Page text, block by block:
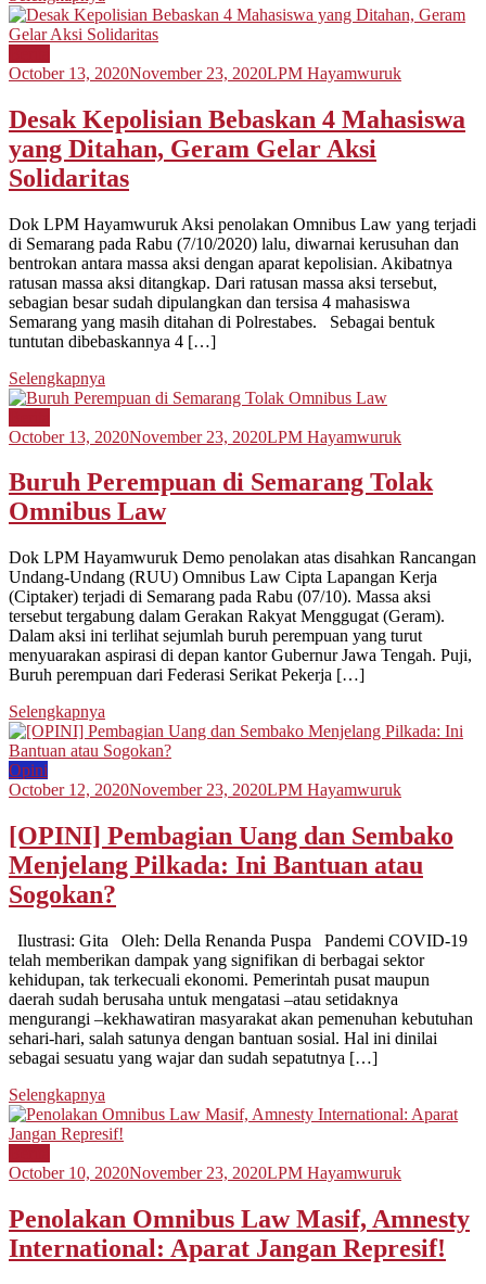
October 13, 2020November 23, 2020LPM Hayamwuruk
Desak Kepolisian Bebaskan 4 Mahasiswa
yang Ditahan, Geram Gelar Aksi
Solidaritas
Dok LPM Hayamwuruk Aksi penolakan Omnibus Law yang terjadi
di Semarang pada Rabu (7/10/2020) lalu, diwarnai kerusuhan dan
bentrokan antara massa aksi dengan aparat kepolisian. Akibatnya
ratusan massa aksi ditangkap. Dari ratusan massa aksi tersebut,
sebagian besar sudah dipulangkan dan tersisa 4 mahasiswa
Semarang yang masih ditahan di Polrestabes. Sebagai bentuk
tuntutan dibebaskannya 4 […]
Selengkapnya
October 13, 2020November 23, 2020LPM Hayamwuruk
Buruh Perempuan di Semarang Tolak
Omnibus Law
Dok LPM Hayamwuruk Demo penolakan atas disahkan Rancangan
Undang-Undang (RUU) Omnibus Law Cipta Lapangan Kerja
(Ciptaker) terjadi di Semarang pada Rabu (07/10). Massa aksi
tersebut tergabung dalam Gerakan Rakyat Menggugat (Geram).
Dalam aksi ini terlihat sejumlah buruh perempuan yang turut
menyuarakan aspirasi di depan kantor Gubernur Jawa Tengah. Puji,
Buruh perempuan dari Federasi Serikat Pekerja […]
Selengkapnya
Opini
October 12, 2020November 23, 2020LPM Hayamwuruk
[OPINI] Pembagian Uang dan Sembako
Menjelang Pilkada: Ini Bantuan atau
Sogokan?
Ilustrasi: Gita Oleh: Della Renanda Puspa Pandemi COVID-19
telah memberikan dampak yang signifikan di berbagai sektor
kehidupan, tak terkecuali ekonomi. Pemerintah pusat maupun
daerah sudah berusaha untuk mengatasi –atau setidaknya
mengurangi –kekhawatiran masyarakat akan pemenuhan kebutuhan
sehari-hari, salah satunya dengan bantuan sosial. Hal ini dinilai
sebagai sesuatu yang wajar dan sudah sepatutnya […]
Selengkapnya
October 10, 2020November 23, 2020LPM Hayamwuruk
Penolakan Omnibus Law Masif, Amnesty
International: Aparat Jangan Represif!